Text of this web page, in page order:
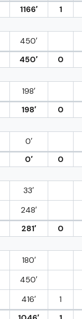
1166′ 1
450′
450′ 0
198′
198′ 0
0′
0′ 0
33′
248′
281′ 0
180′
450′
416′ 1